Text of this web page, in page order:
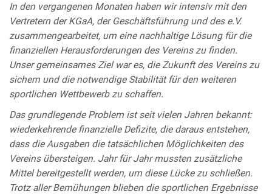
In den vergangenen Monaten haben wir intensiv mit den
Vertretern der KGaA, der Geschäftsführung und des e.V.
zusammengearbeitet, um eine nachhaltige Lösung für die
finanziellen Herausforderungen des Vereins zu finden.
Unser gemeinsames Ziel war es, die Zukunft des Vereins zu
sichern und die notwendige Stabilität für den weiteren
sportlichen Wettbewerb zu schaffen.
Das grundlegende Problem ist seit vielen Jahren bekannt:
wiederkehrende finanzielle Defizite, die daraus entstehen,
dass die Ausgaben die tatsächlichen Möglichkeiten des
Vereins übersteigen. Jahr für Jahr mussten zusätzliche
Mittel bereitgestellt werden, um diese Lücke zu schließen.
Trotz aller Bemühungen blieben die sportlichen Ergebnisse